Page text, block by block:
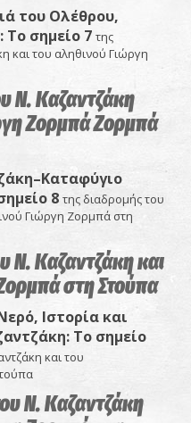
του Ολέθρου,
: Το σημείο 7 της
και του αληθινού Γιώργη
Ν. Καζαντζάκη
Ζορμπά Ζορμπά
8 της διαδρομής του
Γιώργη Ζορμπά στη
Ν. Καζαντζάκη και
στη Στούπα
Ιστορία και
Το σημείο
και του
Ν. Καζαντζάκη